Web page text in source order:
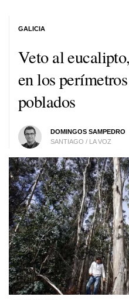
Veto al
en los
poblados
DOMINGOS SAMPEDRO
SANTIAGO / LA VOZ
GALICIA